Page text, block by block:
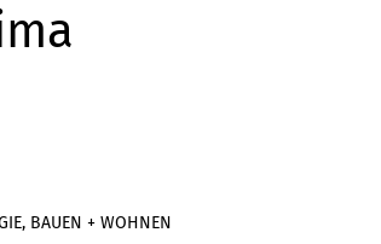
BAUEN + WOHNEN